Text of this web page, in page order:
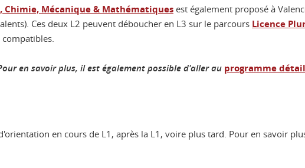
Chimie, Mécanique & Mathématiques est également proposé à
Ces deux L2 peuvent déboucher en L3 sur le parcours Licence
en savoir plus, il est également possible d'aller au programme
en cours de L1, après la L1, voire plus tard. Pour en savoir